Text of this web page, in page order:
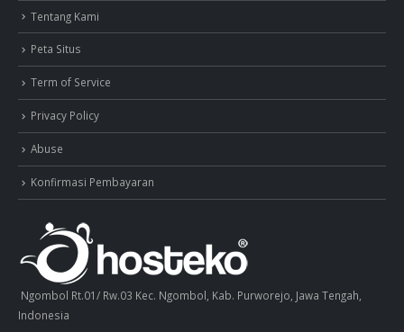
Tentang Kami
Peta Situs
Term of Service
Privacy Policy
Abuse
Konfirmasi Pembayaran
Ngombol Rt.01/ Rw.03 Kec. Ngombol, Kab. Purworejo, Jawa Tengah,
Indonesia